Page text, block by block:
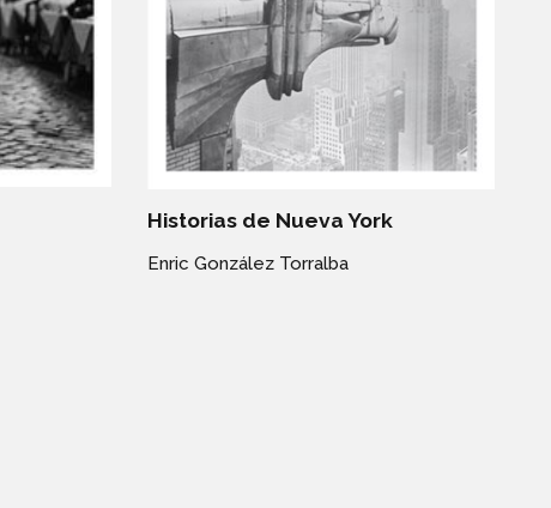
Historias de Nueva York
Enric González Torralba